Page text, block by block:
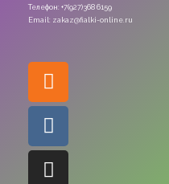
Телефон: +7(927)368 6159
Email: zakaz@fialki-online.ru
Odnoklassniki
Vk
Instagram
Viber
Whatsapp